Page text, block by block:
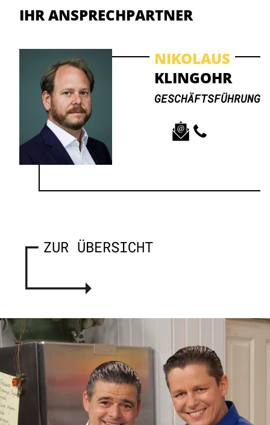
IHR ANSPRECHPARTNER
NIKOLAUS
KLINGOHR
GESCHÄFTSFÜHRUNG
ZUR ÜBERSICHT